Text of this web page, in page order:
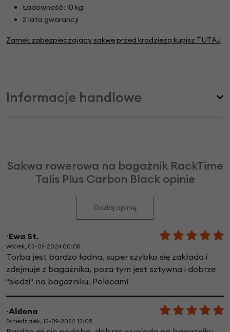
Ładowność: 10 kg
2 lata gwarancji
Zamek zabezpieczający sakwę przed kradzieżą kupisz TUTAJ
Informacje handlowe
Sakwa rowerowa na bagażnik RackTime
Talis Plus Carbon Black opinie
Dodaj opinię
~Ewa St.
Wtorek, 03-09-2024 00:08
Torba jest bardzo ładna, super szybko się zakłada i
zdejmuje z bagażnika, poza tym jest sztywna i dobrze
"siedzi" na bagażniku. Polecam!
~Aldona
Poniedziałek, 12-09-2022 12:05